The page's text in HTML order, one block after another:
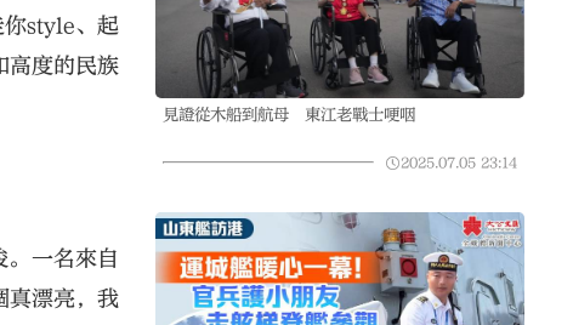
你style、起
高度的民族
一名來自
真漂亮，我
見證從木船到航母 東江老戰士哽咽
2025.07.05 23:14